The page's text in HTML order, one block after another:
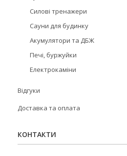
Силові тренажери
Сауни для будинку
Акумулятори та ДБЖ
Печі, буржуйки
Електрокаміни
Відгуки
Доставка та оплата
КОНТАКТИ